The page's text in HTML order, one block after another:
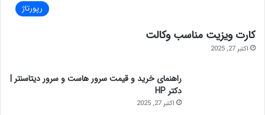
رپورتاژ
کارت ویزیت مناسب وکالت
اکتبر 27, 2025
راهنمای خرید و قیمت سرور هاست و سرور دیتاسنتر |
دکتر HP
اکتبر 27, 2025